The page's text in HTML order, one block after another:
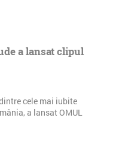
a lansat clipul
cele mai iubite
a lansat OMUL